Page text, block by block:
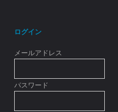
ログイン
メールアドレス
パスワード